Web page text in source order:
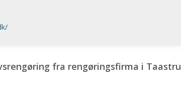
fra rengøringsfirma i